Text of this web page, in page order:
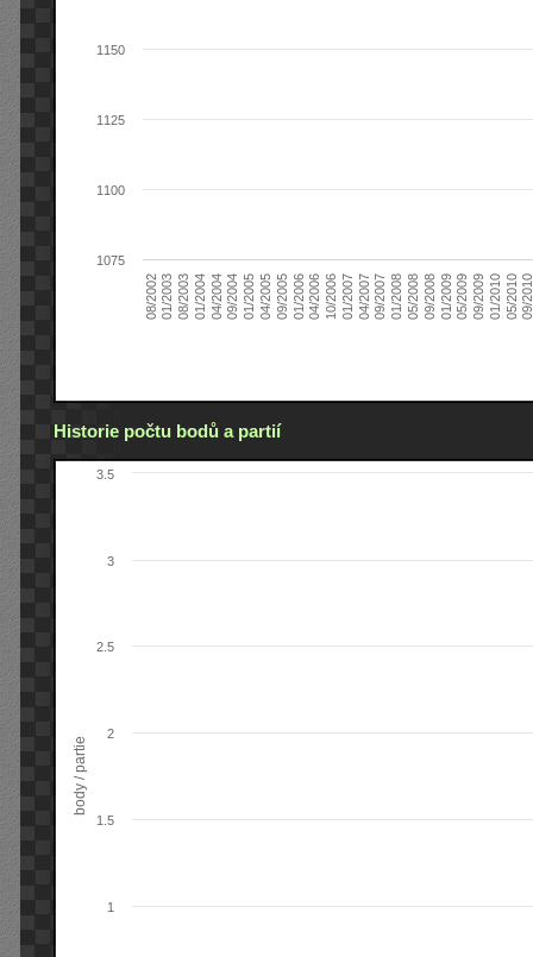
08/200201/200308/200301/200404/200409/200401/200504/200509/200501/200604/200610/200601/200704/200709/200701/200805/200809/200801/200905/200909/200901/201005/201009/
1075
1100
1125
1150
Historie počtu bodů a partií
body / partie
1
1.5
2
2.5
3
3.5